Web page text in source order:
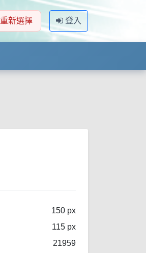
重新選擇 登入
150 px
115 px
21959